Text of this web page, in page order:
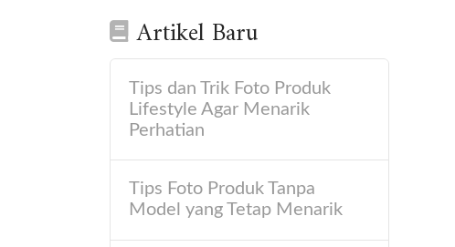
Artikel Baru
Tips dan Trik Foto Produk
Lifestyle Agar Menarik
Perhatian
Tips Foto Produk Tanpa
Model yang Tetap Menarik